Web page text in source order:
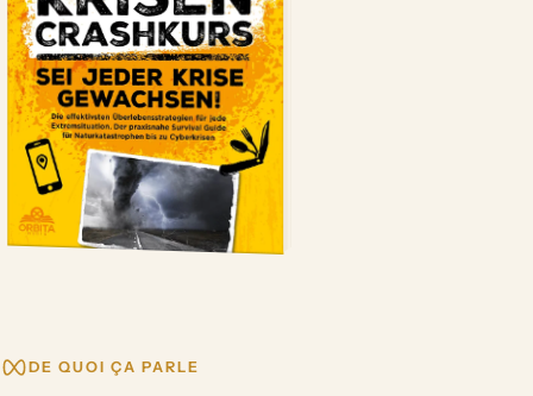
DE QUOI ÇA PARLE